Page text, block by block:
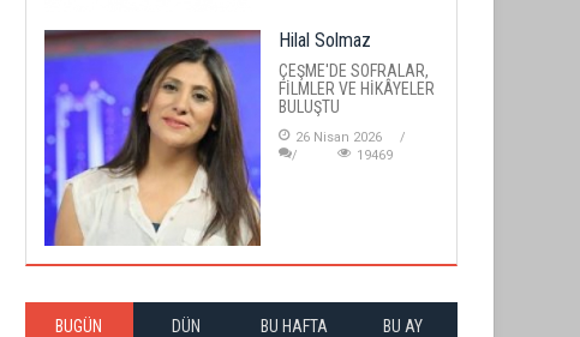
Hilal Solmaz
ÇEŞME'DE SOFRALAR,
FİLMLER VE HİKÂYELER
BULUŞTU
26 Nisan 2026
19469
BUGÜN DÜN BU HAFTA BU AY